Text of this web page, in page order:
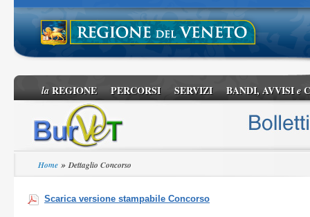
laREGIONE PERCORSI SERVIZI BANDI, AVVISIe
Home »Dettaglio Concorso
Scarica versione stampabile Concorso